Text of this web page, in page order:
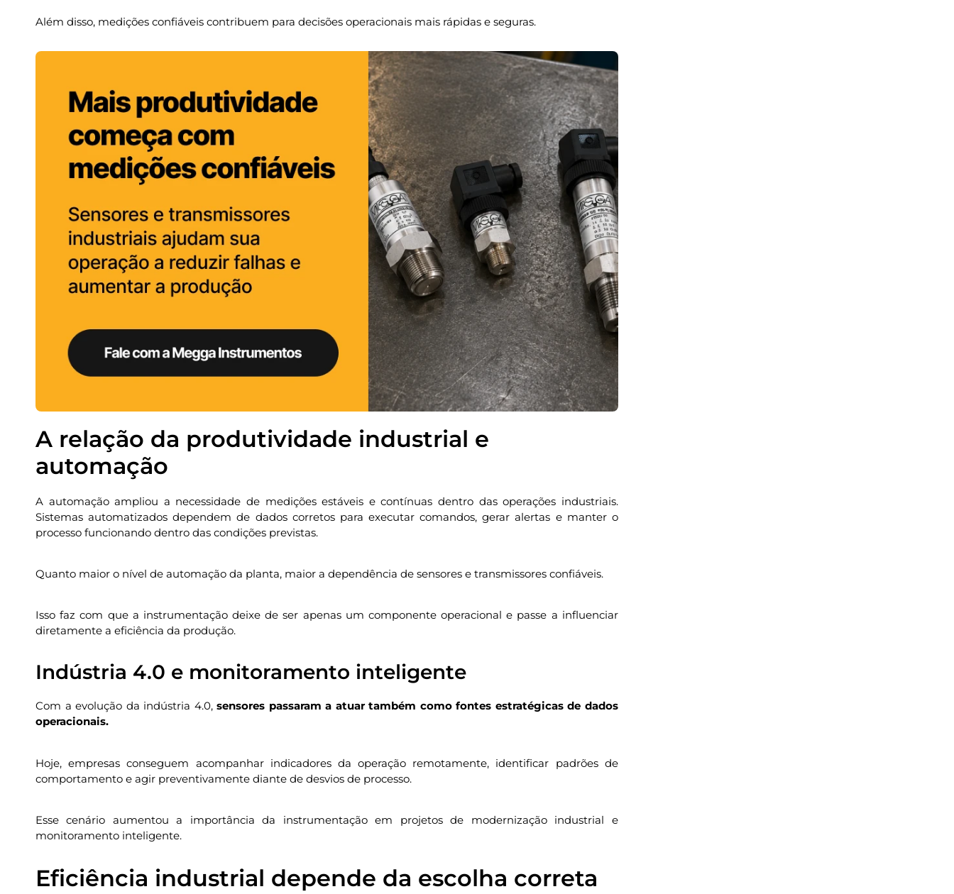
Além disso, medições confiáveis contribuem para decisões operacionais mais rápidas e seguras.
A relação da produtividade industrial e
automação
A automação ampliou a necessidade de medições estáveis e contínuas dentro das operações industriais.
Sistemas automatizados dependem de dados corretos para executar comandos, gerar alertas e manter o
processo funcionando dentro das condições previstas.
Quanto maior o nível de automação da planta, maior a dependência de sensores e transmissores confiáveis.
Isso faz com que a instrumentação deixe de ser apenas um componente operacional e passe a influenciar
diretamente a eficiência da produção.
Indústria 4.0 e monitoramento inteligente
Com a evolução da indústria 4.0,sensores passaram a atuar também como fontes estratégicas de dados
operacionais.
Hoje, empresas conseguem acompanhar indicadores da operação remotamente, identificar padrões de
comportamento e agir preventivamente diante de desvios de processo.
Esse cenário aumentou a importância da instrumentação em projetos de modernização industrial e
monitoramento inteligente.
Eficiência industrial depende da escolha correta